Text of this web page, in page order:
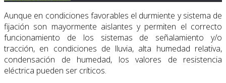
Aunque en condiciones favorables el durmiente y sistema de
fijación son mayormente aislantes y permiten el correcto
funcionamiento de los sistemas de señalamiento y/o
tracción, en condiciones de lluvia, alta humedad relativa,
condensación de humedad, los valores de resistencia
eléctrica pueden ser críticos.